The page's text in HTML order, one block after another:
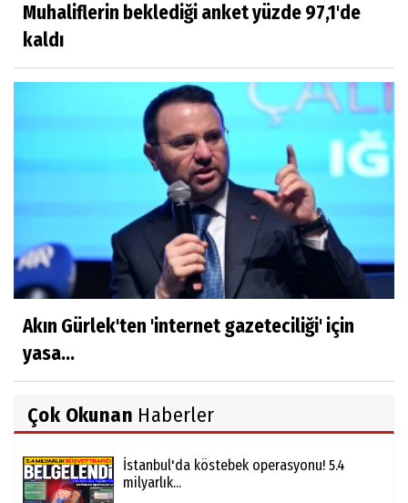
Muhaliflerin beklediği anket yüzde 97,1'de
kaldı
Akın Gürlek'ten 'internet gazeteciliği' için
yasa...
Çok Okunan Haberler
İstanbul'da köstebek operasyonu! 5.4
milyarlık...